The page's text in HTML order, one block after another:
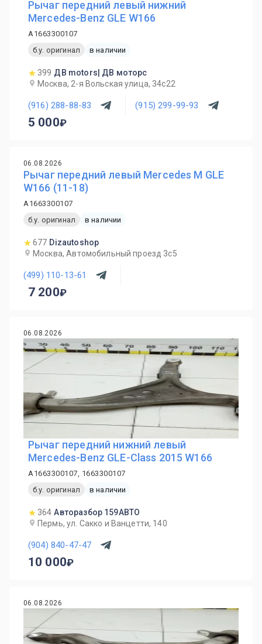
Рычаг передний левый нижний
Mercedes-Benz GLE W166
A1663300107
б.у. оригинал
в наличии
399 ДВ motors| ДВ моторс
Москва, 2-я Вольская улица, 34с22
(916) 288-88-83 (915) 299-99-93
5 000
06.08.2026
Рычаг передний левый Mercedes M GLE
W166 (11-18)
A1663300107
б.у. оригинал
в наличии
677 Dizautoshop
Москва, Автомобильный проезд 3с5
(499) 110-13-61
7 200
06.08.2026
Рычаг передний нижний левый
Mercedes-Benz GLE-Class 2015 W166
A1663300107, 1663300107
б.у. оригинал
в наличии
364 Авторазбор 159АВТО
Пермь, ул. Сакко и Ванцетти, 140
(904) 840-47-47
10 000
06.08.2026